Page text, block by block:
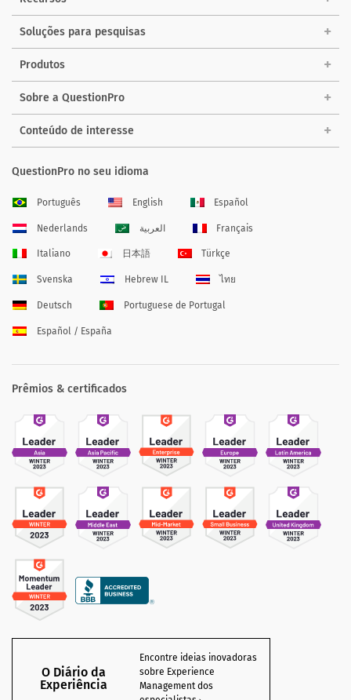
Soluções para pesquisas
Produtos
Sobre a QuestionPro
Conteúdo de interesse
QuestionPro no seu idioma
Português English Español
Nederlands العربية Français
Italiano 日本語 Türkçe
Svenska Hebrew IL ไทย
Deutsch Portuguese de Portugal
Español / España
Prêmios & certificados
O Diário da
Experiência
Encontre ideias inovadoras
sobre Experience
Management dos